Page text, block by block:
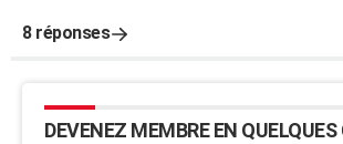
8 réponses
DEVENEZ MEMBRE EN QUELQUES